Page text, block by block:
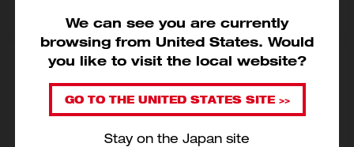
We can see you are currently
browsing from United States. Would
you like to visit the local website?
GO TO THE UNITED STATES SITE >>
Stay on the Japan site